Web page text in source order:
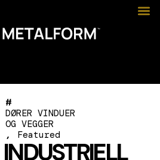
#
DØRER VINDUER
OG VEGGER
, Featured
INDUSTRIELL